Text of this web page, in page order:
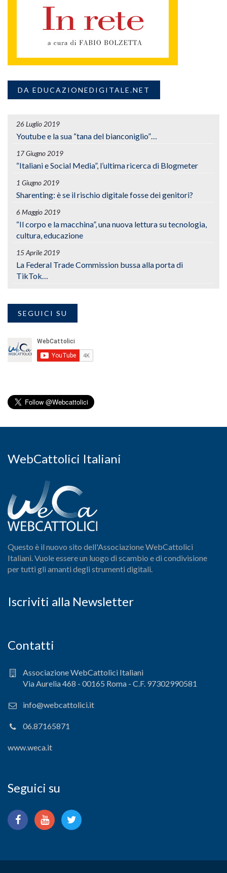
DA EDUCAZIONEDIGITALE.NET
26 Luglio 2019
Youtube e la sua “tana del bianconiglio”…
17 Giugno 2019
“Italiani e Social Media”, l’ultima ricerca di Blogmeter
1 Giugno 2019
Sharenting: è se il rischio digitale fosse dei genitori?
6 Maggio 2019
“Il corpo e la macchina”, una nuova lettura su tecnologia,
cultura, educazione
15 Aprile 2019
La Federal Trade Commission bussa alla porta di
TikTok…
SEGUICI SU
WebCattolici Italiani
Questo è il nuovo sito dell'Associazione WebCattolici
Italiani. Vuole essere un luogo di scambio e di condivisione
per tutti gli amanti degli strumenti digitali.
Iscriviti alla Newsletter
Contatti
Associazione WebCattolici Italiani
Via Aurelia 468 - 00165 Roma - C.F. 97302990581
info@webcattolici.it
06.87165871
www.weca.it
Seguici su